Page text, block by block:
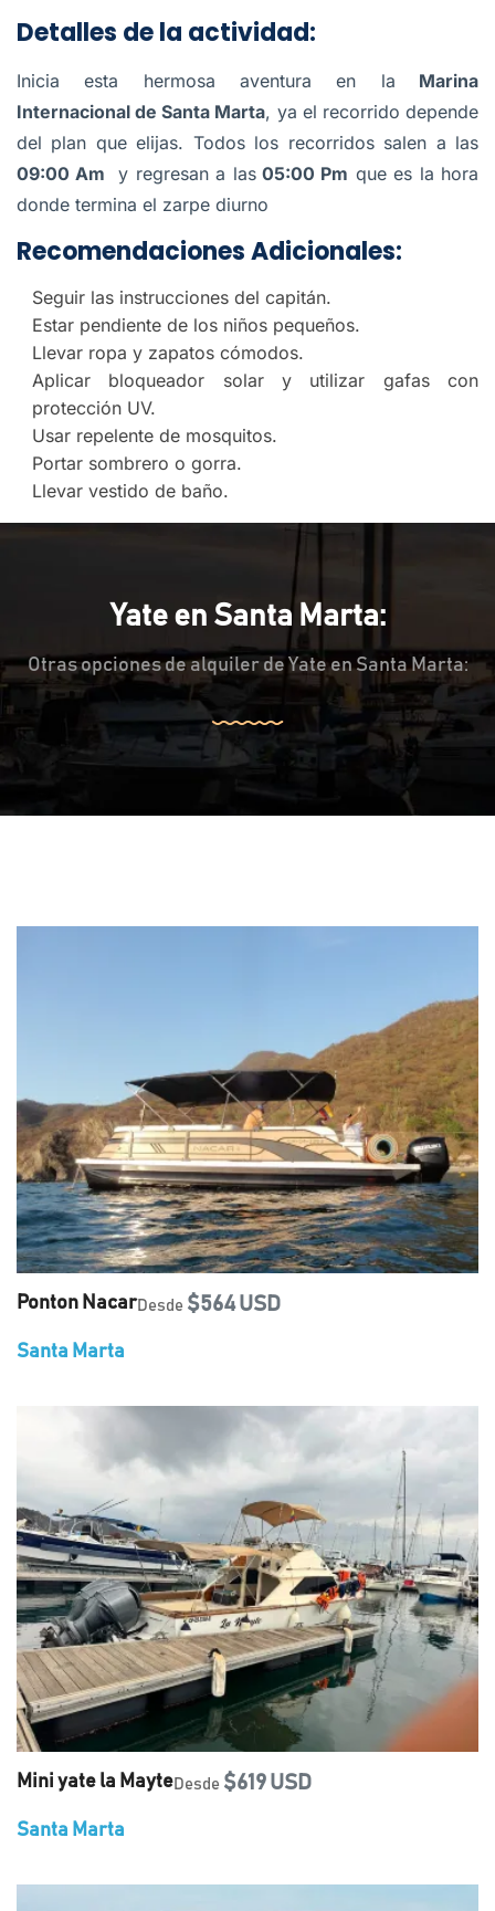
Detalles de la actividad:
Inicia esta hermosa aventura en la Marina
Internacional de Santa Marta, ya el recorrido depende
del plan que elijas. Todos los recorridos salen a las
09:00 Am
y regresan a las05:00 Pm que es la hora
donde termina el zarpe diurno
Recomendaciones Adicionales:
Seguir las instrucciones del capitán.
Estar pendiente de los niños pequeños.
Llevar ropa y zapatos cómodos.
Aplicar bloqueador solar y utilizar gafas con
protección UV.
Usar repelente de mosquitos.
Portar sombrero o gorra.
Llevar vestido de baño.
Yate en Santa Marta:
Otras opciones de alquiler de Yate en Santa Marta:
Ponton NacarDesde $564 USD
Santa Marta
Mini yate la MayteDesde $619 USD
Santa Marta